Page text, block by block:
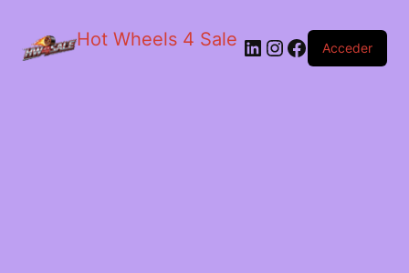
Hot Wheels 4 Sale LinkedIn
Instagram
Facebook
Acceder